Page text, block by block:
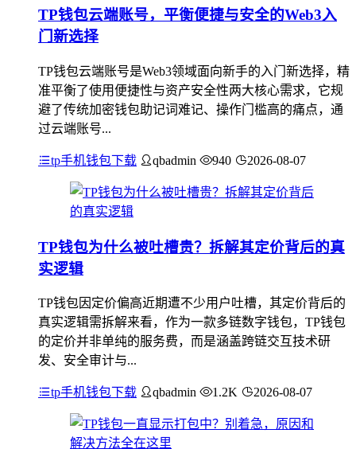
TP钱包云端账号，平衡便捷与安全的Web3入
门新选择
TP钱包云端账号是Web3领域面向新手的入门新选择，精
准平衡了使用便捷性与资产安全性两大核心需求，它规
避了传统加密钱包助记词难记、操作门槛高的痛点，通
过云端账号...
tp手机钱包下载 qbadmin 940 2026-08-07
TP钱包为什么被吐槽贵？拆解其定价背后的真
实逻辑
TP钱包因定价偏高近期遭不少用户吐槽，其定价背后的
真实逻辑需拆解来看，作为一款多链数字钱包，TP钱包
的定价并非单纯的服务费，而是涵盖跨链交互技术研
发、安全审计与...
tp手机钱包下载 qbadmin 1.2K 2026-08-07